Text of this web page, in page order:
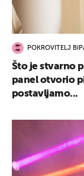
POKROVITELJ
Što je stvarno
panel otvorio
postavljamo...